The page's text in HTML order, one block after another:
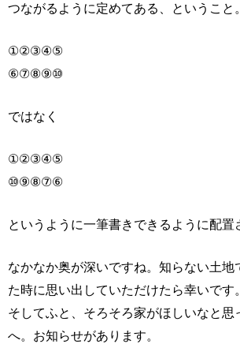
つながるように定めてある、ということ
①②③④⑤
⑥⑦⑧⑨⑩
ではなく
①②③④⑤
⑩⑨⑧⑦⑥
というように一筆書きできるように配置
なかなか奥が深いですね。知らない土地
た時に思い出していただけたら幸いです。
そしてふと、そろそろ家がほしいなと思
へ。お知らせがあります。